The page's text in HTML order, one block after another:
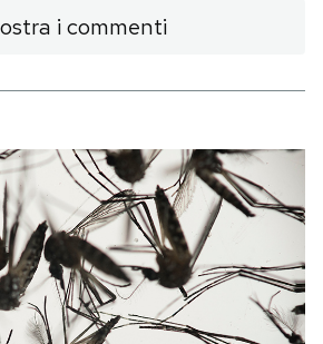
i commenti